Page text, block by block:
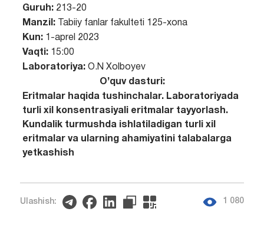
Guruh:213-20
Manzil:Tabiiy fanlar fakulteti 125-xona
Kun: 1-aprel 2023
Vaqti:15:00
Laboratoriya:O.N Xolboyev
O’quv dasturi:
Eritmalar haqida tushinchalar. Laboratoriyada
turli xil konsentrasiyali eritmalar tayyorlash.
Kundalik turmushda ishlatiladigan turli xil
eritmalar va ularning ahamiyatini talabalarga
yetkashish
Ulashish: 1 080